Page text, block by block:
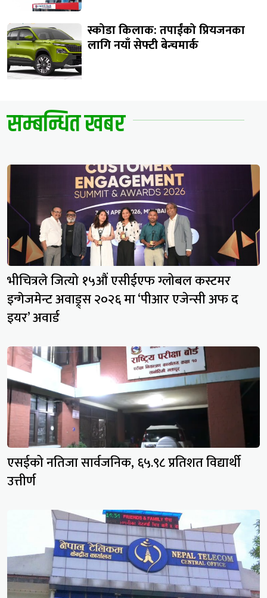
स्कोडा किलाक: तपाईंको प्रियजनका
लागि नयाँ सेफ्टी बेन्चमार्क
सम्बन्धित खबर
भीचित्रले जित्यो १५औं एसीईएफ ग्लोबल कस्टमर
इन्गेजमेन्ट अवाड्र्स २०२६ मा ‘पीआर एजेन्सी अफ द
इयर’ अवार्ड
एसईको नतिजा सार्वजनिक, ६५.९८ प्रतिशत विद्यार्थी
उत्तीर्ण